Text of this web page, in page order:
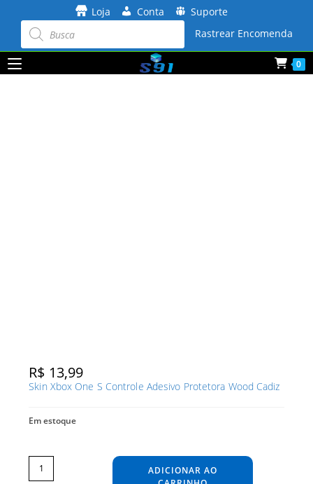
conteúdo
Loja Conta Suporte
Pesquisar
produtos Rastrear Encomenda
0
R$ 13,99
Skin Xbox One S Controle Adesivo Protetora Wood Cadiz
Em estoque
Skin
Xbox
One
ADICIONAR AO